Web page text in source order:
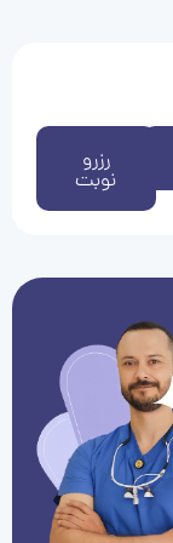
رزرو
نوبت